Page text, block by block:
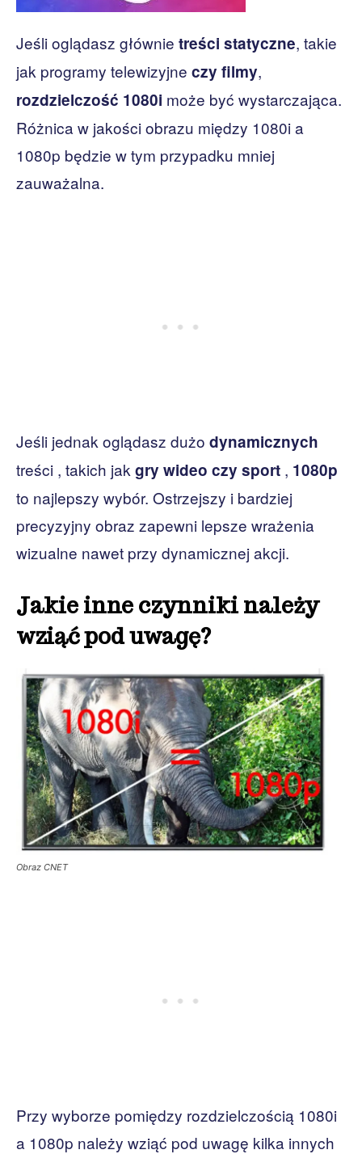
Jeśli oglądasz głównie treści statyczne, takie
jak programy telewizyjne czy filmy,
rozdzielczość 1080i może być wystarczająca.
Różnica w jakości obrazu między 1080i a
1080p będzie w tym przypadku mniej
zauważalna.
Jeśli jednak oglądasz dużo dynamicznych
treści , takich jak gry wideo czy sport , 1080p
to najlepszy wybór. Ostrzejszy i bardziej
precyzyjny obraz zapewni lepsze wrażenia
wizualne nawet przy dynamicznej akcji.
Jakie inne czynniki należy
wziąć pod uwagę?
Obraz CNET
Przy wyborze pomiędzy rozdzielczością 1080i
a 1080p należy wziąć pod uwagę kilka innych